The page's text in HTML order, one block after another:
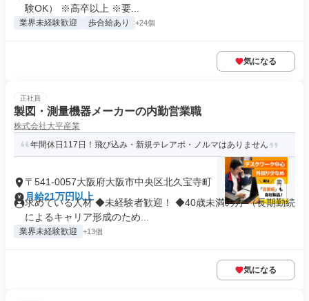
験OK） ※高卒以上 ※要...
業界未経験歓迎 歩合給あり +24個
気になる
正社員
製図・測量機器メーカーの内勤営業職
株式会社大平産業
年間休日117日！飛び込み・新規テレアポ・ノルマはありません
〒541-0057大阪府大阪市中央区北久宝寺町
月給21万円以上
求めている人材 ◆未経験者歓迎！ ◆40歳未満の方 （長期勤続
によるキャリア形成のため...
業界未経験歓迎 +13個
気になる